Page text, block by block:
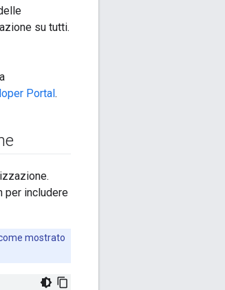
su tutti.
Portal.
per includere
mostrato